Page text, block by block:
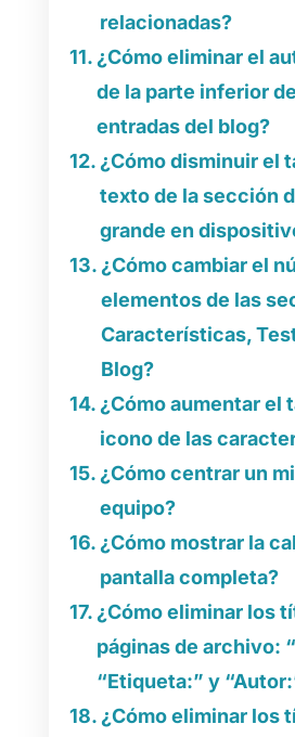
relacionadas?
¿Cómo eliminar el
de la parte inferior
entradas del blog?
¿Cómo disminuir el
texto de la sección
grande en
¿Cómo cambiar el
elementos de las
Características,
Blog?
¿Cómo aumentar el
icono de las
¿Cómo centrar un
equipo?
¿Cómo mostrar la
pantalla completa?
¿Cómo eliminar los
páginas de archivo:
“Etiqueta:” y
¿Cómo eliminar los